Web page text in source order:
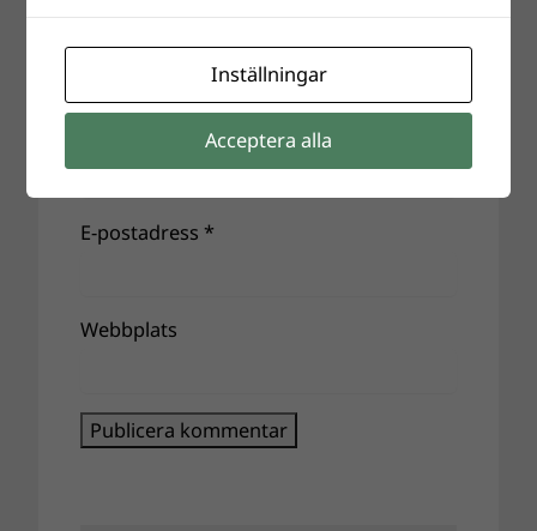
E-postadress *
Webbplats
Inställningar
Acceptera alla